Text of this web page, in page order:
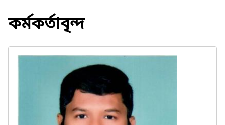
কর্মকর্তাবৃন্দ